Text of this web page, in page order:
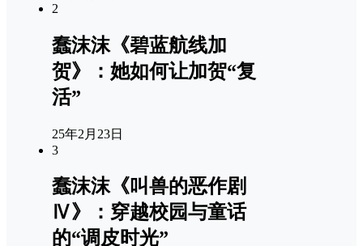
2
蠢沫沫《碧蓝航线加
贺》：她如何让加贺“复
活”
25年2月23日
3
蠢沫沫《叫兽的恶作剧
Ⅳ》：穿越校园与童话
的“调皮时光”